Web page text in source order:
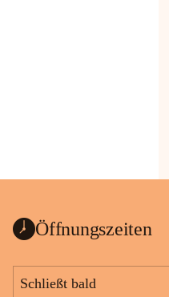
Öffnungszeiten
Schließt bald